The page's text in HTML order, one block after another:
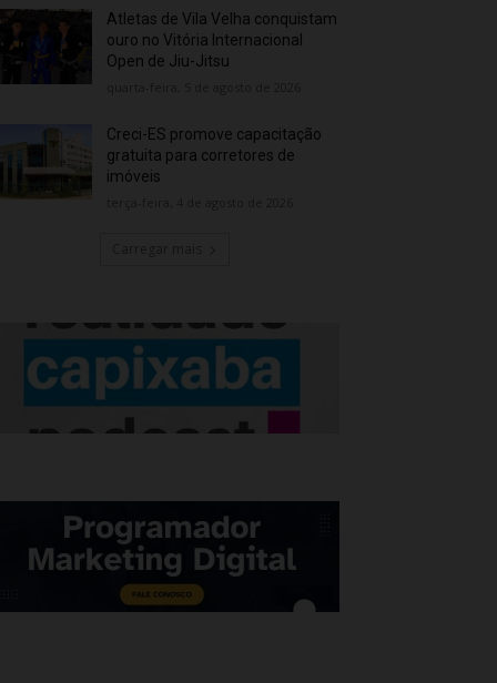
Atletas de Vila Velha conquistam
ouro no Vitória Internacional
Open de Jiu-Jitsu
Creci-ES promove capacitação
gratuita para corretores de
imóveis